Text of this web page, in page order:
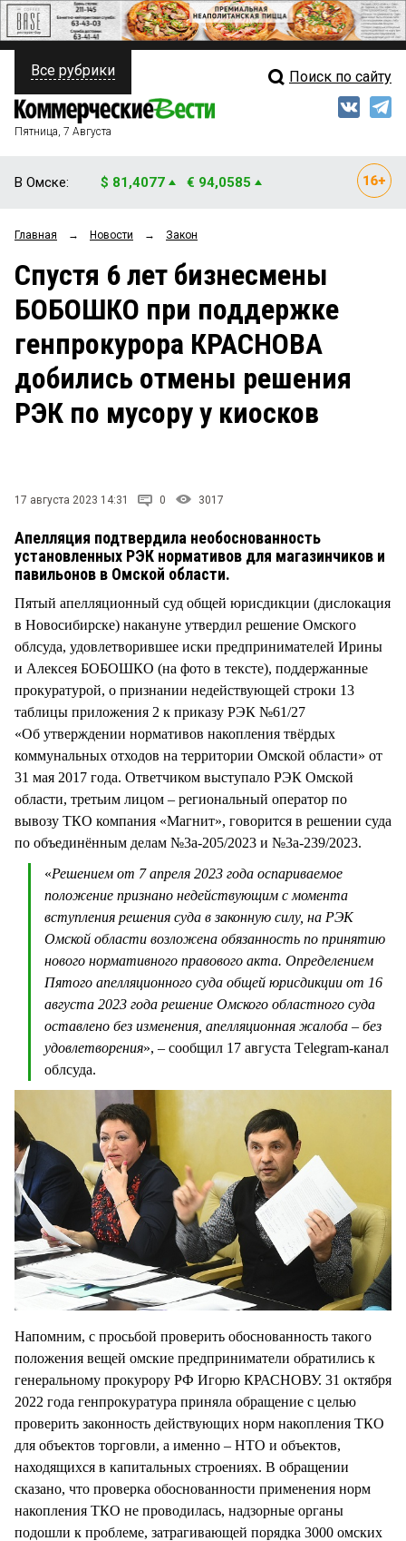
ПОЛИТИКА
ФИНАНСЫ
ОБЩЕСТВО
ЗАКОН
ПРОИСШЕСТВИЯ
СТИЛЬ ЖИЗНИ
Свежий выпуск
Рейтинги
Блоги
Архив
Все рубрики Поиск по сайту
Пятница, 7 Августа
В Омске: $ 81,4077 € 94,0585
Главная → Новости → Закон
Спустя 6 лет бизнесмены
БОБОШКО при поддержке
генпрокурора КРАСНОВА
добились отмены решения
РЭК по мусору у киосков
17 августа 2023 14:31 0 3017
Апелляция подтвердила необоснованность
установленных РЭК нормативов для магазинчиков и
павильонов в Омской области.
Пятый апелляционный суд общей юрисдикции (дислокация
в Новосибирске) накануне утвердил решение Омского
облсуда, удовлетворившее иски предпринимателей Ирины
и Алексея БОБОШКО (на фото в тексте), поддержанные
прокуратурой, о признании недействующей строки 13
таблицы приложения 2 к приказу РЭК №61/27
«Об утверждении нормативов накопления твёрдых
коммунальных отходов на территории Омской области» от
31 мая 2017 года. Ответчиком выступало РЭК Омской
области, третьим лицом – региональный оператор по
вывозу ТКО компания «Магнит», говорится в решении суда
по объединённым делам №3а-205/2023 и №3а-239/2023.
«Решением от 7 апреля 2023 года оспариваемое
положение признано недействующим с момента
вступления решения суда в законную силу, на РЭК
Омской области возложена обязанность по принятию
нового нормативного правового акта. Определением
Пятого апелляционного суда общей юрисдикции от 16
августа 2023 года решение Омского областного суда
оставлено без изменения, апелляционная жалоба – без
удовлетворения», – сообщил 17 августа Тelegram-канал
облсуда.
Напомним, с просьбой проверить обоснованность такого
положения вещей омские предприниматели обратились к
генеральному прокурору РФ Игорю КРАСНОВУ. 31 октября
2022 года генпрокуратура приняла обращение с целью
проверить законность действующих норм накопления ТКО
для объектов торговли, а именно – НТО и объектов,
находящихся в капитальных строениях. В обращении
сказано, что проверка обоснованности применения норм
накопления ТКО не проводилась, надзорные органы
подошли к проблеме, затрагивающей порядка 3000 омских